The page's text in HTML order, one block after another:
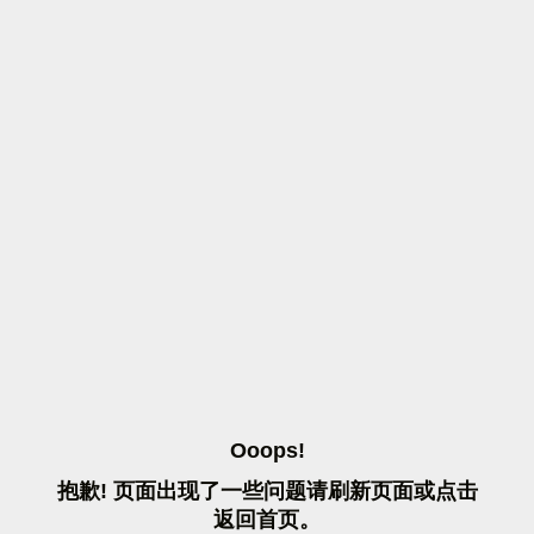
OOOPS!
抱歉! 页面出现了一些问题请刷 新页面或点击
返 回首页。